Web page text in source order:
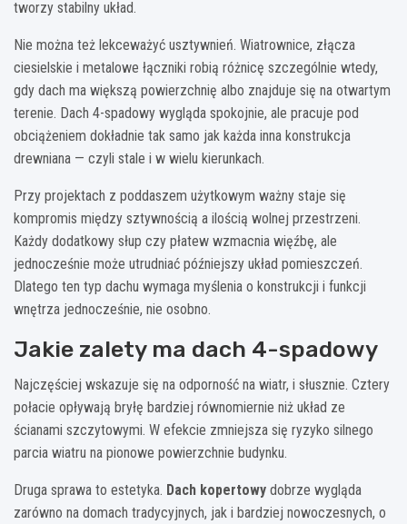
tworzy stabilny układ.
Nie można też lekceważyć usztywnień. Wiatrownice, złącza
ciesielskie i metalowe łączniki robią różnicę szczególnie wtedy,
gdy dach ma większą powierzchnię albo znajduje się na otwartym
terenie. Dach 4-spadowy wygląda spokojnie, ale pracuje pod
obciążeniem dokładnie tak samo jak każda inna konstrukcja
drewniana — czyli stale i w wielu kierunkach.
Przy projektach z poddaszem użytkowym ważny staje się
kompromis między sztywnością a ilością wolnej przestrzeni.
Każdy dodatkowy słup czy płatew wzmacnia więźbę, ale
jednocześnie może utrudniać późniejszy układ pomieszczeń.
Dlatego ten typ dachu wymaga myślenia o konstrukcji i funkcji
wnętrza jednocześnie, nie osobno.
Jakie zalety ma dach 4-spadowy
Najczęściej wskazuje się na odporność na wiatr, i słusznie. Cztery
połacie opływają bryłę bardziej równomiernie niż układ ze
ścianami szczytowymi. W efekcie zmniejsza się ryzyko silnego
parcia wiatru na pionowe powierzchnie budynku.
Druga sprawa to estetyka. Dach kopertowy dobrze wygląda
zarówno na domach tradycyjnych, jak i bardziej nowoczesnych, o